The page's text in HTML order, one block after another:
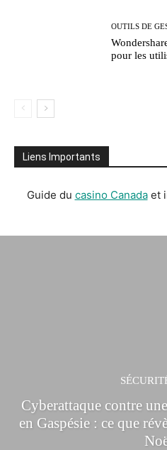
OUTILS DE
pour les
Liens Importants
Guide du casino Canadaet
Cyberattaque contre
en Gaspésie : ce que